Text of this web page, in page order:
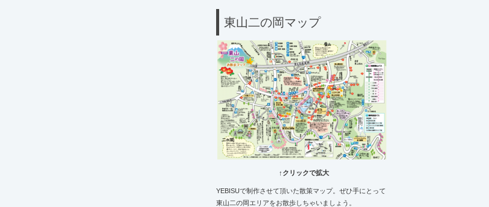
東山二の岡マップ
↑クリックで拡大
YEBISUで制作させて頂いた散策マップ。ぜひ手にとって
東山二の岡エリアをお散歩しちゃいましょう。